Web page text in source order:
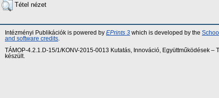
Tétel nézet
Intézményi Publikációk is powered by EPrints 3 which is developed by the
and software credits
TÁMOP-4.2.1.D-15/1/KONV-2015-0013 Kutatás, Innováció, Együttműködések
készült.